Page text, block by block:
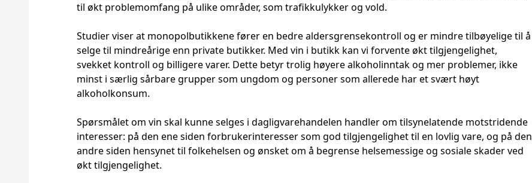
til økt problemomfang på ulike områder, som trafikkulykker og vold.
Studier viser at monopolbutikkene fører en bedre aldersgrensekontroll og er mindre tilbøyelige til å
selge til mindreårige enn private butikker. Med vin i butikk kan vi forvente økt tilgjengelighet,
svekket kontroll og billigere varer. Dette betyr trolig høyere alkoholinntak og mer problemer, ikke
minst i særlig sårbare grupper som ungdom og personer som allerede har et svært høyt
alkoholkonsum.
Spørsmålet om vin skal kunne selges i dagligvarehandelen handler om tilsynelatende motstridende
interesser: på den ene siden forbrukerinteresser som god tilgjengelighet til en lovlig vare, og på den
andre siden hensynet til folkehelsen og ønsket om å begrense helsemessige og sosiale skader ved
økt tilgjengelighet.